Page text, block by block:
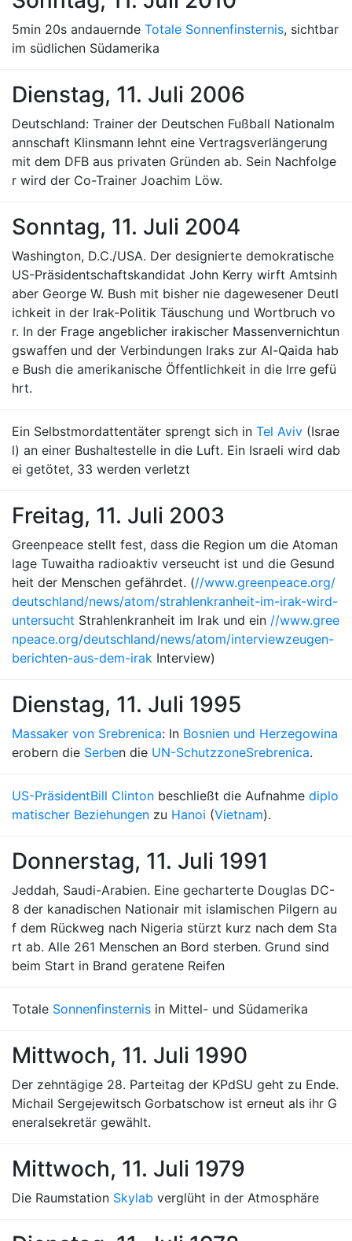
5min 20s andauernde Totale Sonnenfinsternis, sichtbar
im südlichen Südamerika
Dienstag, 11. Juli 2006
Deutschland: Trainer der Deutschen Fußball Nationalm
annschaft Klinsmann lehnt eine Vertragsverlängerung
mit dem DFB aus privaten Gründen ab. Sein Nachfolge
r wird der Co-Trainer Joachim Löw.
Sonntag, 11. Juli 2004
Washington, D.C./USA. Der designierte demokratische
US-Präsidentschaftskandidat John Kerry wirft Amtsinh
aber George W. Bush mit bisher nie dagewesener Deutl
ichkeit in der Irak-Politik Täuschung und Wortbruch vo
r. In der Frage angeblicher irakischer Massenvernichtun
gswaffen und der Verbindungen Iraks zur Al-Qaida hab
e Bush die amerikanische Öffentlichkeit in die Irre gefü
hrt.
Ein Selbstmordattentäter sprengt sich in Tel Aviv (Israe
l) an einer Bushaltestelle in die Luft. Ein Israeli wird dab
ei getötet, 33 werden verletzt
Freitag, 11. Juli 2003
Greenpeace stellt fest, dass die Region um die Atoman
lage Tuwaitha radioaktiv verseucht ist und die Gesund
heit der Menschen gefährdet. (//www.greenpeace.org/
deutschland/news/atom/strahlenkranheit-im-irak-wird-
untersucht Strahlenkranheit im Irak und ein //www.gree
npeace.org/deutschland/news/atom/interviewzeugen-
berichten-aus-dem-irak Interview)
Dienstag, 11. Juli 1995
Massaker von Srebrenica: In Bosnien und Herzegowina
erobern die Serben die UN-SchutzzoneSrebrenica.
US-PräsidentBill Clinton beschließt die Aufnahme diplo
matischer Beziehungen zu Hanoi (Vietnam).
Donnerstag, 11. Juli 1991
Jeddah, Saudi-Arabien. Eine gecharterte Douglas DC-
8 der kanadischen Nationair mit islamischen Pilgern au
f dem Rückweg nach Nigeria stürzt kurz nach dem Sta
rt ab. Alle 261 Menschen an Bord sterben. Grund sind
beim Start in Brand geratene Reifen
Totale Sonnenfinsternis in Mittel- und Südamerika
Mittwoch, 11. Juli 1990
Der zehntägige 28. Parteitag der KPdSU geht zu Ende.
Michail Sergejewitsch Gorbatschow ist erneut als ihr G
eneralsekretär gewählt.
Mittwoch, 11. Juli 1979
Die Raumstation Skylab verglüht in der Atmosphäre